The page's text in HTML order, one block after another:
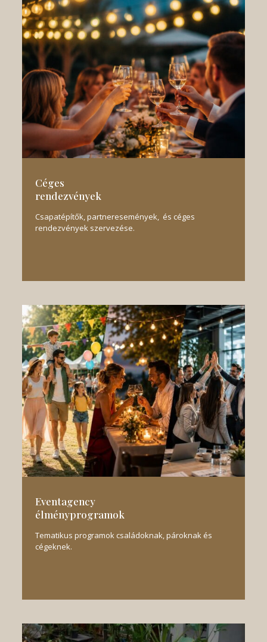
Céges
rendezvények
Csapatépítők, partneresemények, és céges
rendezvények szervezése.
Eventagency
élményprogramok
Tematikus programok családoknak, pároknak és
cégeknek.